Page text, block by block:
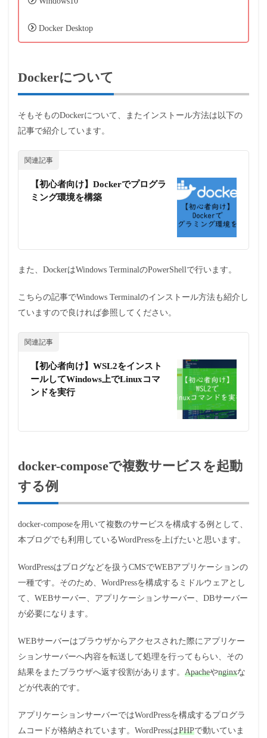
Docker Desktop
Dockerについて
そもそものDockerについて、また インストール方法は以下の
記事で紹介しています。
関連記事
【初心者向け】Dockerでプログラ
ミング環境を構築
また、DockerはWindows TerminalのPowerShellで行います。
こちらの記事でWindows Terminalのインストール方法も紹介し
ていますので良ければ参照してください。
関連記事
【初心者向け】WSL2をインスト
ールしてWindows上でLinuxコマ
ンドを実行
docker-composeで複数サービスを起動
する例
docker-composeを用いて複数のサービスを構成する例として、
本ブログでも利用しているWordPressを上げたいと思います。
WordPressはブログなどを扱うCMSでWEBアプリケーションの
一種です。そのため、WordPressを構成するミドルウェアとし
て、WEBサーバー、アプリケーションサーバー、DBサーバー
が必要になります。
WEBサーバーはブラウザからアクセスされた際にアプリケー
ションサーバーへ内容を転送して処理を行ってもらい、その
結果をまたブラウザへ返す役割があります。 Apacheやnginxな
どが代表的です。
アプリケーションサーバーではWordPressを構成するプログラ
ムコードが格納されています。WordPressはPHPで動いていま